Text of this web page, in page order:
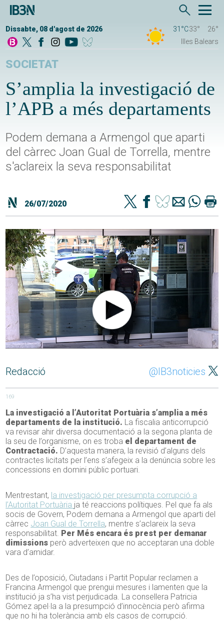
Dissabte, 08 d'agost de 2026 31°C33°
26°
Illes Balears
SOCIETAT
S’amplia la investigació de
l’APB a més departaments
Podem demana a Armengol que aparti
del càrrec Joan Gual de Torrella, mentre
s'aclareix la seva responsabilitat
26/07/2020
Redacció @IB3noticies
169
La investigació a l’Autoritat Portuària s’amplia a més
departaments de la institució. La fiscalia anticorrupció
va revisar ahir diversa documentació a la segona planta de
la seu de l’organisme, on es troba el departament de
Contractació. D’aquesta manera, la revisió d’alguns dels
contractes licitats per l’ens s’afegeix a la denúncia sobre les
concessions en domini públic portuari.
Mentrestant, la investigació per presumpta corrupció a
l’Autoritat Portuària ja té reaccions polítiques. Pel que fa als
socis de Govern, Podem demana a Armengol que aparti del
càrrec Joan Gual de Torrella, mentre s’aclareix la seva
responsabilitat. Per Més encara és prest per demanar
dimissions però adverteixen que no acceptaran una doble
vara d’amidar.
Des de l’oposició, Ciutadans i Partit Popular reclamen a
Francina Armengol que prengui mesures i lamenten que la
institució ja s’ha vist perjudicada. La consellera Patricia
Gómez apel·la a la presumpció d’innocència però afirma
que no hi ha tolerància amb els casos de corrupció.